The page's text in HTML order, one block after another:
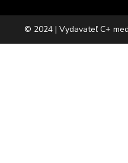
© 2024 | Vydavateľ C+